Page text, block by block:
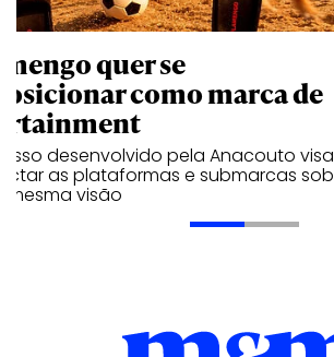
quer se
como marca de
desenvolvido pela Anacouto visa
as plataformas e submarcas sob
mesma visão